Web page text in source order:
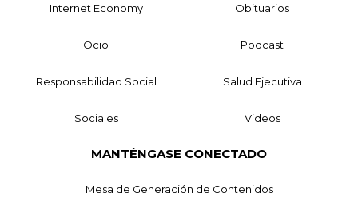
Internet Economy Obituarios
Ocio Podcast
Responsabilidad Social Salud Ejecutiva
Sociales Videos
MANTÉNGASE CONECTADO
Mesa de Generación de Contenidos